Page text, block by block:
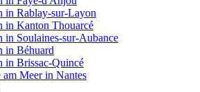
in Rablay-sur-Layon
in Kanton Thouarcé
in Soulaines-sur-Aubance
in Béhuard
in Brissac-Quincé
Meer in Nantes